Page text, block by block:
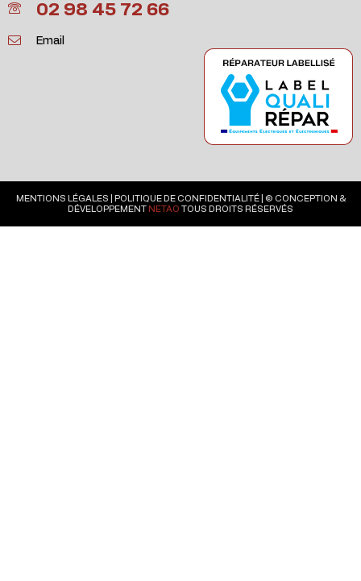
02 98 45 72 66
Email
MENTIONS LÉGALES POLITIQUE DE CONFIDENTIALITÉ| © CONCEPTION &
DÉVELOPPEMENT NETAO TOUS DROITS RÉSERVÉS